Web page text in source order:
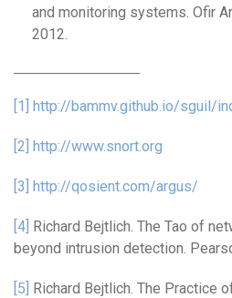
and monitoring systems. Ofir
2012.
[1] http://bammv.github.io/sguil/
[2] http://www.snort.org
[3] http://qosient.com/argus/
[4] Richard Bejtlich. The Tao of
beyond intrusion detection.
[5] Richard Bejtlich. The Practice